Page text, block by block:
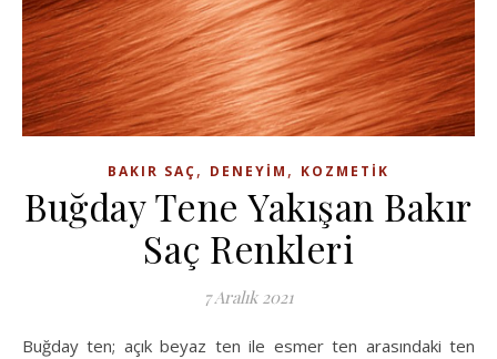
BAKIR SAÇ, DENEYIM , KOZMETIK
Buğday Tene Yakışan Bakır
Saç Renkleri
7 Aralık 2021
Buğday ten; açık beyaz ten ile esmer ten arasındaki ten